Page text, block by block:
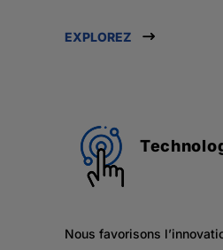
EXPLOREZ
Nous favorisons